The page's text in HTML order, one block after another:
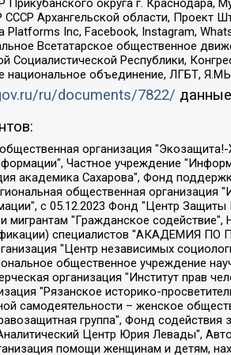
Прикубанского округа г.
Архангельской области, Проект
Platforms Inc, Facebook, Instagram,
Всетатарское общественное
Социалистической Республики,
национальное объединение, ЛГБТ,
ru/documents/7822/
организация социальной поддержки населения "Проект Апрель", Региональная общественная организация помощи женщинам и детям, находящимся в кризисной ситуации "Информационно-методический центр "Анна", Фонд содействия развитию массовых коммуникаций и правовому просвещению "Так-так-Так", Фонд содействия устойчивому развитию "Серебряная тайга", Свердловский региональный общественный фонд социальных проектов "Новое время", "Idel.Реалии", Кавказ.Реалии, Крым.Реалии, Телеканал Настоящее Время, Татаро-башкирская служба Радио Свобода (Azatliq Radiosi), Радио Свободная Европа/Радио Свобода (PCE/PC), "Сибирь.Реалии", "Фактограф", Благотворительный фонд помощи осужденным и их семьям, Автономная некоммерческая организация "Институт глобализации и социальных движений", Фонд "В защиту прав заключенных", Частное учреждение "Центр поддержки и содействия развитию средств массовой информации", Пензенский региональный общественный благотворительный фонд "Гражданский союз", "Север.Реалии", Некоммерческая организация Фонд "Правовая инициатива", Общество с ограниченной ответственностью "Радио Свободная Европа/Радио Свобода", Чешское информационное агентство "MEDIUM-ORIENT", Красноярская региональная общественная организация "Мы против СПИДа", Камалягин Денис Николаевич, Маркелов Сергей Евгеньевич, Пономарев Лев Александрович, Савицкая Людмила Алексеевна, Автономная некоммерческая организация "Центр по работе с проблемой насилия "НАСИЛИЮ.НЕТ", Межрегиональный профессиональный союз работников здравоохранения "Альянс врачей", Юридическое лицо, зарегистрированное в Латвийской Республике, SIA "Medusa Project" (регистрационный номер 40103797863, дата регистрации 10.06.2014), Некоммерческая организация "Фонд по борьбе с коррупцией", Автономная некоммерческая организация "Институт права и публичной политики", Баданин Роман Сергеевич, Гликин Максим Александрович, Железнова Мария Михайловна, Лукьянова Юлия Сергеевна, Маетная Елизавета Витальевна, Маняхин Петр Борисович, Чуракова Ольга Владимировна, Ярош Юлия Петровна, Юридическое лицо "The Insider SIA", зарегистрированное в Риге, Латвийская Республика (дата регистрации 26.06.2015), являющееся администратором доменного имени интернет-издания "The Insider SIA", https://theins.ru, Постернак Алексей Евгеньевич, Рубин Михаил Аркадьевич, Анин Роман Александрович,